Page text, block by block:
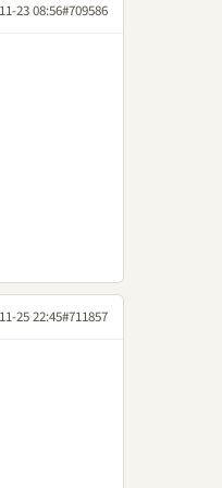
23 08:56#709586
25 22:45#711857